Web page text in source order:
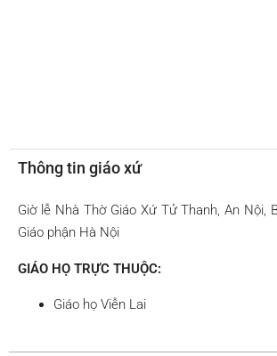
Thông tin giáo xứ
Giờ lễ Nhà Thờ Giáo Xứ Tử Thanh, An Nội,
Giáo phận Hà Nội
GIÁO HỌ TRỰC THUỘC:
Giáo họ Viễn Lai